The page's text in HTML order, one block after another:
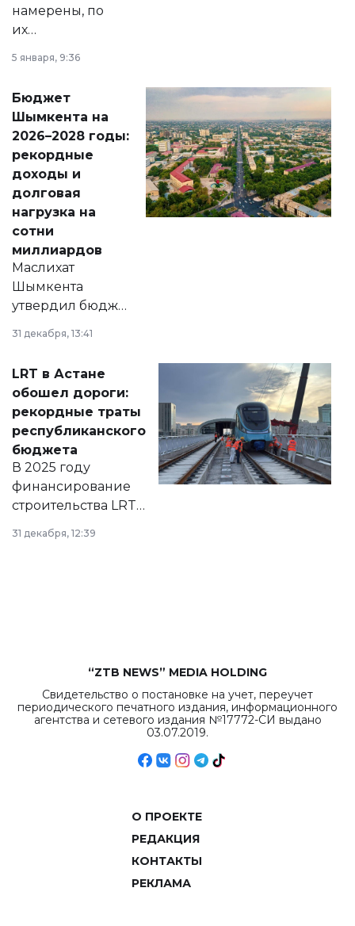
намерены, по
их
принести
народу
Венесуэлы.
5 января, 9:36
Бюджет
Шымкента на
2026–2028 годы:
рекордные
доходы и
долговая
нагрузка на
сотни
миллиардов
Маслихат
Шымкента
утвердил бюджет
города на 2026–
2028 годы.
документ
появился в базе
нормативных
правовых актов и
на сайте маслихат
города.
31 декабря, 13:41
LRT в Астане
обошел дороги:
рекордные траты
республиканского
бюджета
В 2025 году
финансирование
строительства LRT
в Астане из
республиканского
31 декабря, 12:39
“ZTB NEWS” MEDIA HOLDING
Свидетельство о постановке на учет, переучет
периодического печатного издания, информационного
агентства и сетевого издания №17772-СИ выдано
03.07.2019.
О ПРОЕКТЕ
РЕДАКЦИЯ
КОНТАКТЫ
РЕКЛАМА